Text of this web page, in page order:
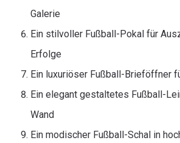
Galerie
Ein stilvoller Fußball-Pokal für
Erfolge
Ein luxuriöser Fußball-Brieföffner
Ein elegant gestaltetes Fußball-
Wand
Ein modischer Fußball-Schal in